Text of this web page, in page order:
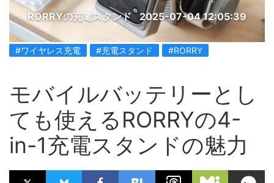
RORRYの充電スタンド 2025-07-04 12:05:39
#ワイヤレス充電 #充電スタンド #RORRY
モバイルバッテリーとし
ても使えるRORRYの4-
in-1充電スタンドの魅力